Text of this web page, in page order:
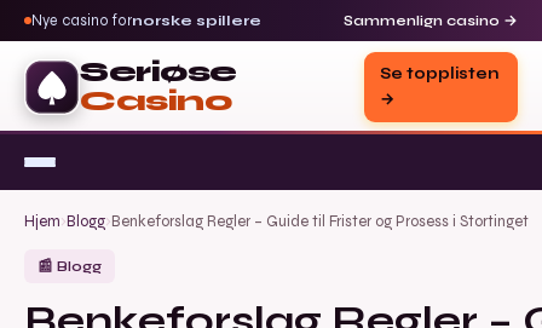
Nye casino fornorske spillere Sammenlign casino →
Seriøse
Casino
Se topplisten
→
Hjem›Blogg›Benkeforslag Regler – Guide til Frister og Prosess i Stortinget
📰 Blogg